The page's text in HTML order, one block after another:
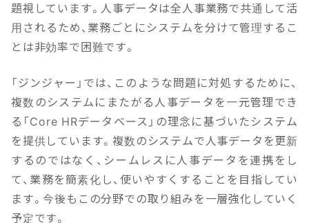
題視しています。人事データは全人事業務で共通して活
用されるため、業務ごとにシステムを分けて管理するこ
とは非効率で困難です。
「ジンジャー」では、このような問題に対処するために、
複数のシステムにまたがる人事データを一元管理でき
る「Core HRデータベース」の理念に基づいたシステム
を提供しています。複数のシステムで人事データを更新
するのではなく、シームレスに人事データを連携をし
て、業務を簡素化し、使いやすくすることを目指してい
ます。今後もこの分野での取り組みを一層強化していく
予定です。